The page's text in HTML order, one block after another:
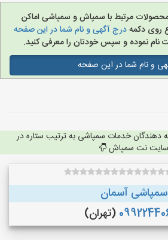
محصولات مرتبط با سمپاش و سمپاشی اماکن
روی دکمهدرج آگهی و نام شما در این صفحه
نموده و سپس خودتان را معرفی کنید.
و نام شما در این صفحه
دهندگان خدمات سمپاشی به ترتیب ستاره در
سایت نت سمپاش
سمپاشی آسمان
(تهران)